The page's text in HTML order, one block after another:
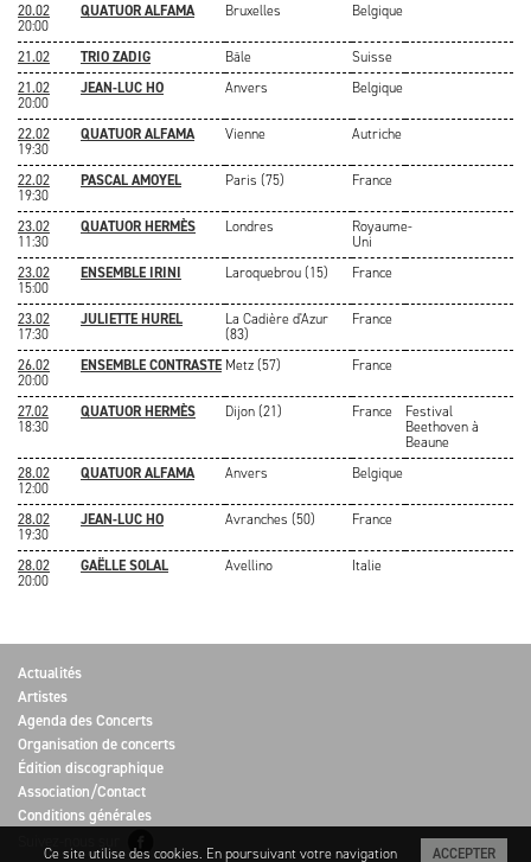
20.02
20:00
QUATUOR ALFAMA Bruxelles Belgique
21.02 TRIO ZADIG Bâle
Suisse
21.02
20:00
JEAN-LUC HO Anvers Belgique
22.02
19:30
QUATUOR ALFAMA Vienne Autriche
22.02
19:30
PASCAL AMOYEL Paris (75) France
23.02
11:30
QUATUOR HERMÈS Londres
Royaume-
Uni
23.02
15:00
ENSEMBLE IRINI Laroquebrou (15) France
23.02
17:30
JULIETTE HUREL
La Cadière d'Azur
(83)
France
26.02
20:00
ENSEMBLE CONTRASTE Metz (57) France
27.02
18:30
QUATUOR HERMÈS Dijon (21) France
Festival
Beethoven à
Beaune
28.02
12:00
QUATUOR ALFAMA Anvers Belgique
28.02
19:30
JEAN-LUC HO Avranches (50) France
28.02
20:00
GAËLLE SOLAL Avellino Italie
Actualités
Artistes
Agenda des Concerts
Organisation de concerts
Édition discographique
Association/Contact
Conditions générales
Ce site utilise des cookies. En poursuivant votre navigation ACCEPTER